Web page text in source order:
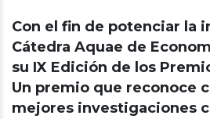
Con el fin de potenciar la
Cátedra Aquae de
su IX Edición de los
Un premio que reconoce
mejores investigaciones